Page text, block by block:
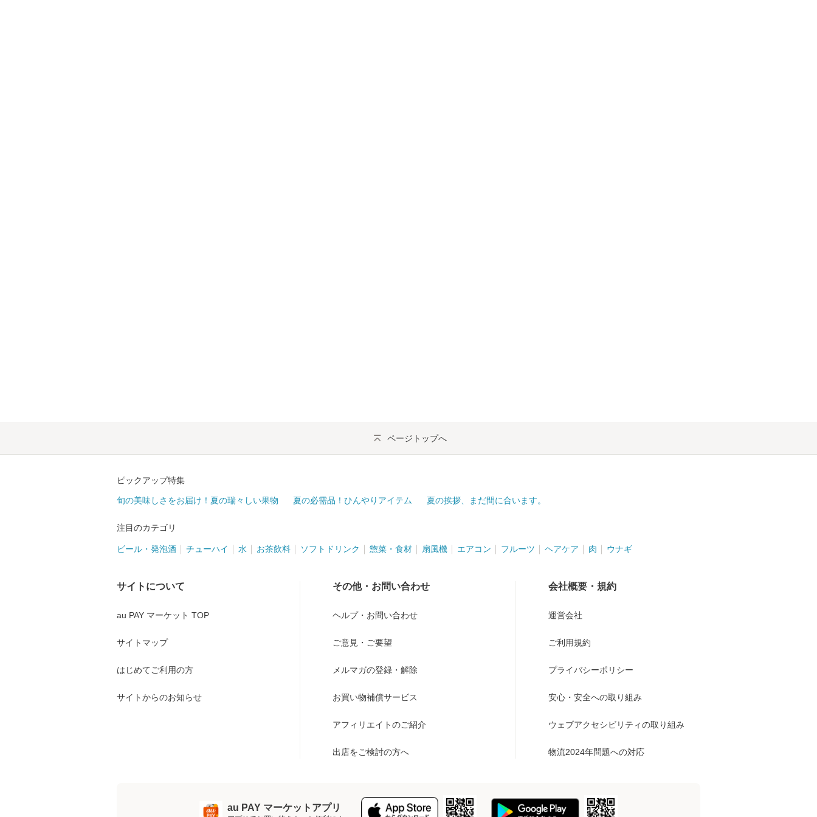
ページトップへ
ピックアップ特集
旬の美味しさをお届け！夏の瑞々しい果物 夏の必需品！ひんやりアイテム 夏の挨拶、まだ間に合います。
注目のカテゴリ
ビール・発泡酒 チューハイ 水 お茶飲料 ソフトドリンク 惣菜・食材 扇風機 エアコン フルーツ ヘアケア 肉 ウナギ
サイトについて
au PAY マーケット TOP
サイトマップ
はじめてご利用の方
サイトからのお知らせ
その他・お問い合わせ
ヘルプ・お問い合わせ
ご意見・ご要望
メルマガの登録・解除
お買い物補償サービス
アフィリエイトのご紹介
出店をご検討の方へ
会社概要・規約
運営会社
ご利用規約
プライバシーポリシー
安心・安全への取り組み
ウェブアクセシビリティの取り組み
物流2024年問題への対応
au PAY マーケットアプリ